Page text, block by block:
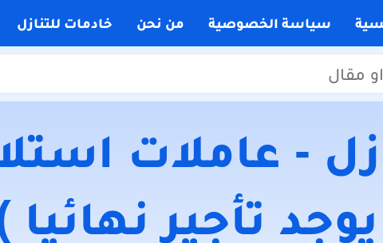
سياسة الخصوصية من نحن خادمات للتنازل
- عاملات
يوجد تأجير نهائيا